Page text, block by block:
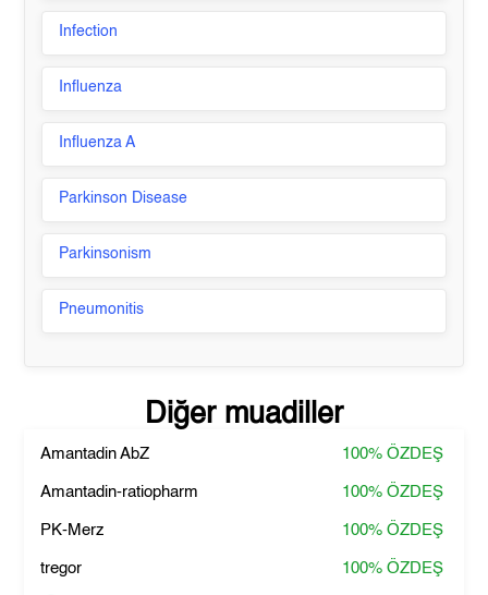
Infection
Influenza
Influenza A
Parkinson Disease
Parkinsonism
Pneumonitis
Diğer muadiller
Amantadin AbZ 100% ÖZDEŞ
Amantadin-ratiopharm 100% ÖZDEŞ
PK-Merz 100% ÖZDEŞ
tregor 100% ÖZDEŞ